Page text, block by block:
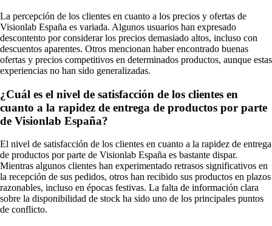
La percepción de los clientes en cuanto a los precios y ofertas de
Visionlab España es variada. Algunos usuarios han expresado
descontento por considerar los precios demasiado altos, incluso con
descuentos aparentes. Otros mencionan haber encontrado buenas
ofertas y precios competitivos en determinados productos, aunque estas
experiencias no han sido generalizadas.
¿Cuál es el nivel de satisfacción de los clientes en
cuanto a la rapidez de entrega de productos por parte
de Visionlab España?
El nivel de satisfacción de los clientes en cuanto a la rapidez de entrega
de productos por parte de Visionlab España es bastante dispar.
Mientras algunos clientes han experimentado retrasos significativos en
la recepción de sus pedidos, otros han recibido sus productos en plazos
razonables, incluso en épocas festivas. La falta de información clara
sobre la disponibilidad de stock ha sido uno de los principales puntos
de conflicto.